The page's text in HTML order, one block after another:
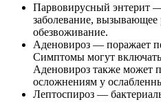
Парвовирусный энтерит
заболевание, вызывающее
обезвоживание.
Аденовироз — поражает
Симптомы могут
Аденовироз также может
осложнениям у
Лептоспироз —